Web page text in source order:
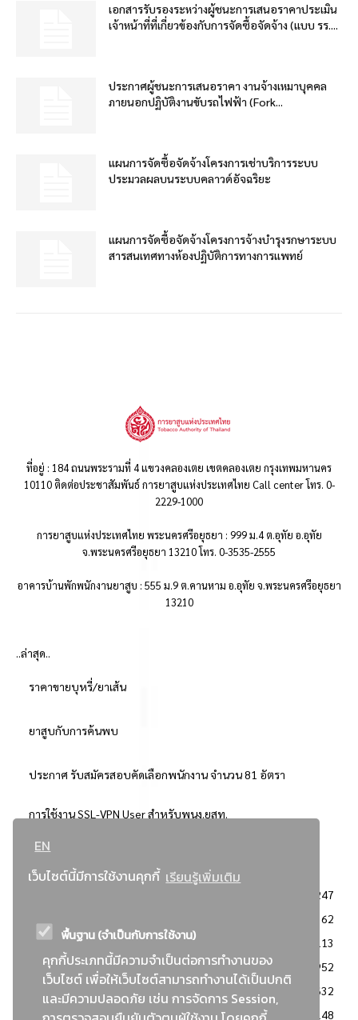
EN
เว็บไซต์นี้มีการใช้งานคุกกี้ เรียนรู้เพิ่มเติม
พื้นฐาน (จำเป็นกับการใช้งาน)
คุกกี้ประเภทนี้มีความจำเป็นต่อการทำงานของ
เว็บไซต์ เพื่อให้เว็บไซต์สามารถทำงานได้เป็นปกติ
และมีความปลอดภัย เช่น การจัดการ Session,
เอกสารรับรองระหว่างผู้ชนะการเสนอราคาประเมิน
เจ้าหน้าที่ที่เกี่ยวข้องกับการจัดซื้อจัดจ้าง (แบบ รร....
ประกาศผู้ชนะการเสนอราคา งานจ้างเหมาบุคคล
ภายนอกปฏิบัติงานขับรถไฟฟ้า (Fork...
แผนการจัดซื้อจัดจ้างโครงการเช่าบริการระบบ
ประมวลผลบนระบบคลาวด์อัจฉริยะ
แผนการจัดซื้อจัดจ้างโครงการจ้างบำรุงรกษาระบบ
สารสนเทศทางห้องปฏิบัติการทางการแพทย์
ที่อยู่ : 184 ถนนพระรามที่ 4 แขวงคลองเตย เขตคลองเตย กรุงเทพมหานคร
10110 ติดต่อประชาสัมพันธ์ การยาสูบแห่งประเทศไทย Call center โทร. 0-
2229-1000
การยาสูบแห่งประเทศไทย พระนครศรีอยุธยา : 999 ม.4 ต.อุทัย อ.อุทัย
จ.พระนครศรีอยุธยา 13210 โทร. 0-3535-2555
อาคารบ้านพักพนักงานยาสูบ : 555 ม.9 ต.คานหาม อ.อุทัย จ.พระนครศรีอยุธยา
13210
..ล่าสุด..
ราคาขายบุหรี่/ยาเส้น
ยาสูบกับการค้นพบ
ประกาศ รับสมัครสอบคัดเลือกพนักงาน จำนวน 81 อัตรา
การใช้งาน SSL-VPN User สำหรับพนง.ยสท.
..ยอดนิยม..
3247
2362
: วิธีเฉพาะเจาะจง
2113
ข่าวสาร/ประกาศ
1952
: เอกสารส่งเสริมความโปร่งใสในการจัดซื้อจัดจ้าง
1632
ข่าวสารจัดซื้อจัดจ้าง
1148